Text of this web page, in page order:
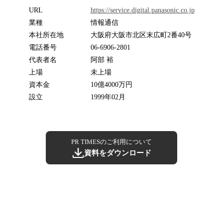
URL
https://service.digital.panasonic.co.jp
業種
情報通信
本社所在地
大阪府大阪市北区末広町2番40号
電話番号
06-6906-2801
代表者名
阿部 裕
上場
未上場
資本金
10億4000万円
設立
1999年02月
PR TIMESのご利用について
資料をダウンロード